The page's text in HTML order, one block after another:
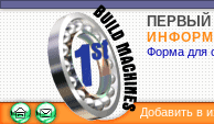
Форма для
Добавить в